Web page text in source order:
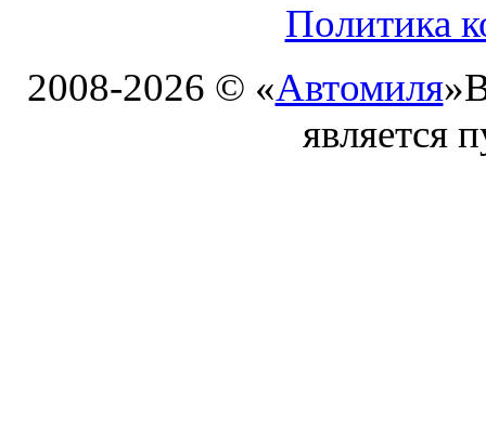
Политика
2008-2026 © «Автомиля»
является